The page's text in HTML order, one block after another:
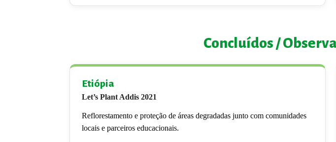
Concluídos /
Etiópia
Let’s Plant Addis 2021
Reflorestamento e proteção de áreas degradadas junto com comunidades
locais e parceiros educacionais.